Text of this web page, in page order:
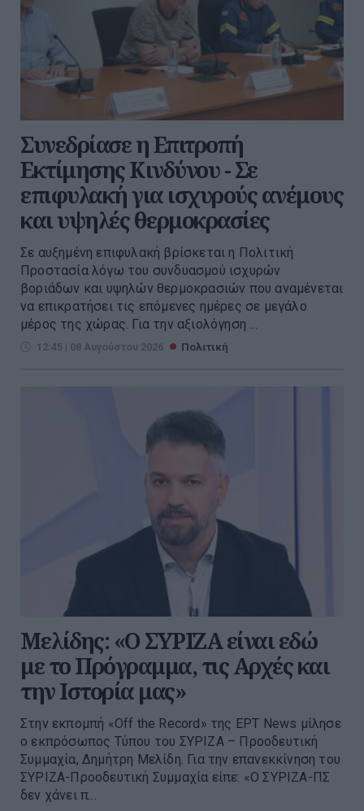
Συνεδρίασε η Επιτροπή
Εκτίμησης Κινδύνου - Σε
επιφυλακή για ισχυρούς ανέμους
και υψηλές θερμοκρασίες
Σε αυξημένη επιφυλακή βρίσκεται η Πολιτική
Προστασία λόγω του συνδυασμού ισχυρών
βοριάδων και υψηλών θερμοκρασιών που αναμένεται
να επικρατήσει τις επόμενες ημέρες σε μεγάλο
μέρος της χώρας. Για την αξιολόγηση ...
12:45 | 08 Αυγούστου 2026 Πολιτική
Μελίδης: «Ο ΣΥΡΙΖΑ είναι εδώ
με το Πρόγραμμα, τις Αρχές και
την Ιστορία μας»
Στην εκπομπή «Off the Record» της ΕΡΤ News μίλησε
ο εκπρόσωπος Τύπου του ΣΥΡΙΖΑ – Προοδευτική
Συμμαχία, Δημήτρη Μελίδη. Για την επανεκκίνηση του
ΣΥΡΙΖΑ-Προοδευτική Συμμαχία είπε: «Ο ΣΥΡΙΖΑ-ΠΣ
δεν χάνει π...